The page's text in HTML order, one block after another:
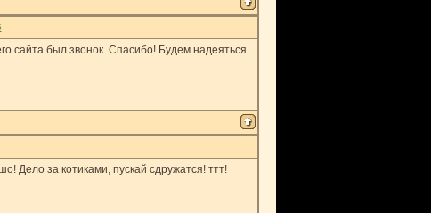
был звонок. Спасибо! Будем надеяться
Дело за котиками, пускай сдружатся! ттт!